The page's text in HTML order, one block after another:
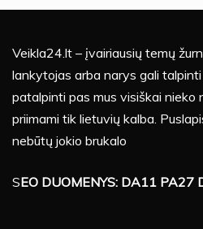
Veikla24.lt – įvairiausių temų
lankytojas arba narys gali
patalpinti pas mus visiškai nieko
priimami tik lietuvių kalba.
nebūtų jokio brukalo
SEO DUOMENYS: DA11 PA27